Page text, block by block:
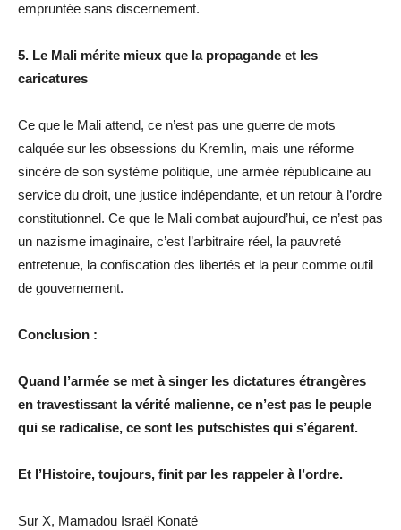
empruntée sans discernement.
5. Le Mali mérite mieux que la propagande et les
caricatures
Ce que le Mali attend, ce n’est pas une guerre de mots
calquée sur les obsessions du Kremlin, mais une réforme
sincère de son système politique, une armée républicaine au
service du droit, une justice indépendante, et un retour à l’ordre
constitutionnel. Ce que le Mali combat aujourd’hui, ce n’est pas
un nazisme imaginaire, c’est l’arbitraire réel, la pauvreté
entretenue, la confiscation des libertés et la peur comme outil
de gouvernement.
Conclusion :
Quand l’armée se met à singer les dictatures étrangères
en travestissant la vérité malienne, ce n’est pas le peuple
qui se radicalise, ce sont les putschistes qui s’égarent.
Et l’Histoire, toujours, finit par les rappeler à l’ordre.
Sur X, Mamadou Israël Konaté